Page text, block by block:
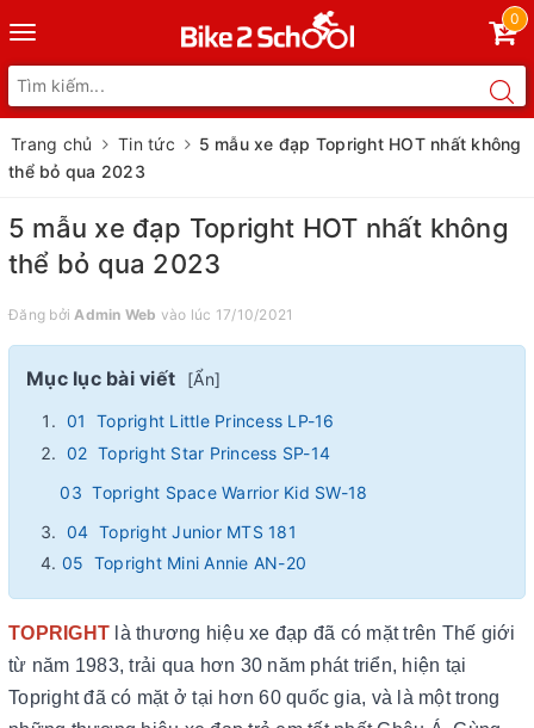
Toggle
navigation
0
Trang chủ Tin tức
5 mẫu xe đạp Topright HOT nhất không
thể bỏ qua 2023
5 mẫu xe đạp Topright HOT nhất không
thể bỏ qua 2023
Đăng bởiAdmin Web vào lúc 17/10/2021
Mục lục bài viết [Ẩn]
01 Topright Little Princess LP-16
02 Topright Star Princess SP-14
03 Topright Space Warrior Kid SW-18
04 Topright Junior MTS 181
05 Topright Mini Annie AN-20
TOPRIGHT là thương hiệu xe đạp đã có mặt trên Thế giới
từ năm 1983, trải qua hơn 30 năm phát triển, hiện tại
Topright đã có mặt ở tại hơn 60 quốc gia, và là một trong